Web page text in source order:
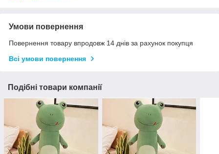
Умови повернення
Повернення товару впродовж 14 днів за рахунок покупця
Всі умови повернення
Подібні товари компанії